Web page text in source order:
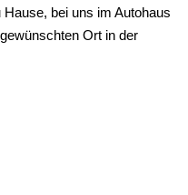
bei uns im Autohaus
Ort in der